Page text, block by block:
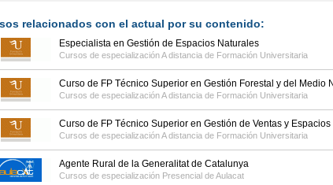
relacionados con el actual por su contenido:
Especialista en Gestión de Espacios Naturales
Cursos de especialización A distancia de Formación Universitaria
Curso de FP Técnico Superior en Gestión Forestal y del Medio
Cursos de especialización A distancia de Formación Universitaria
Curso de FP Técnico Superior en Gestión de Ventas y
Cursos de especialización A distancia de Formación Universitaria
Agente Rural de la Generalitat de Catalunya
Cursos de especialización Presencial deAulacat